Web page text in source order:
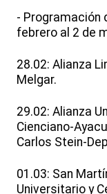
- Programación
febrero al 2 de
28.02: Alianza
Melgar.
29.02: Alianza
Cienciano-
Carlos Stein-
01.03: San
Universitario y